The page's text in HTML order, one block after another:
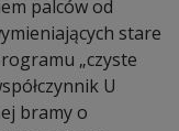
palców od
stare
„czyste
U
bramy o